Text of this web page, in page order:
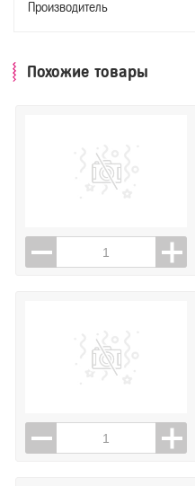
Производитель
Похожие товары